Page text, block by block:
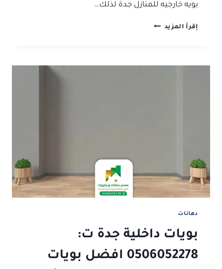
بويه خارجيه للمنازل جدة لذلك…
إقرأ المزيد دهانات
0506052278
دهانات
بويات داخلية جدة ت:
0506052278 افضل بويات